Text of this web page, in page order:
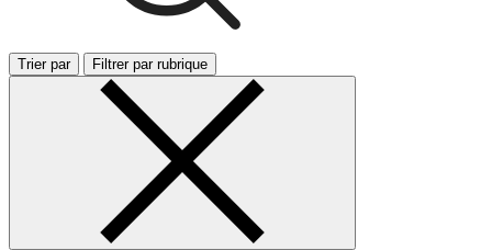
Trier par Filtrer par rubrique